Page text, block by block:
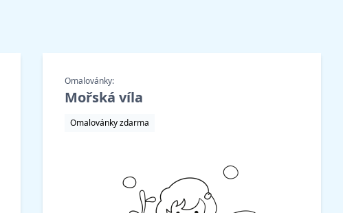
Omalovánky:
Mořská víla
Omalovánky zdarma